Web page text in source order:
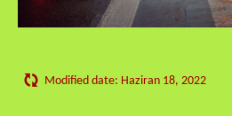
Modified date: Haziran 18, 2022